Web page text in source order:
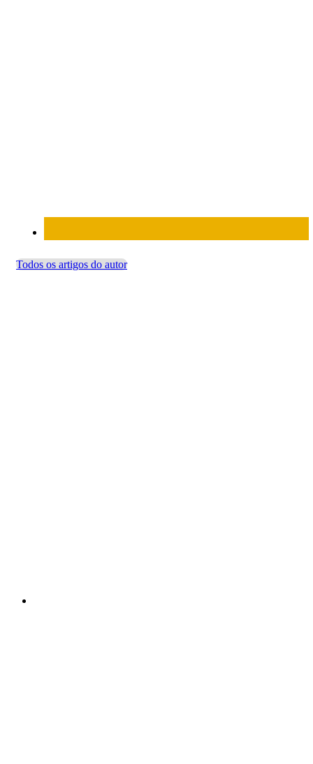
Todos os artigos do autor